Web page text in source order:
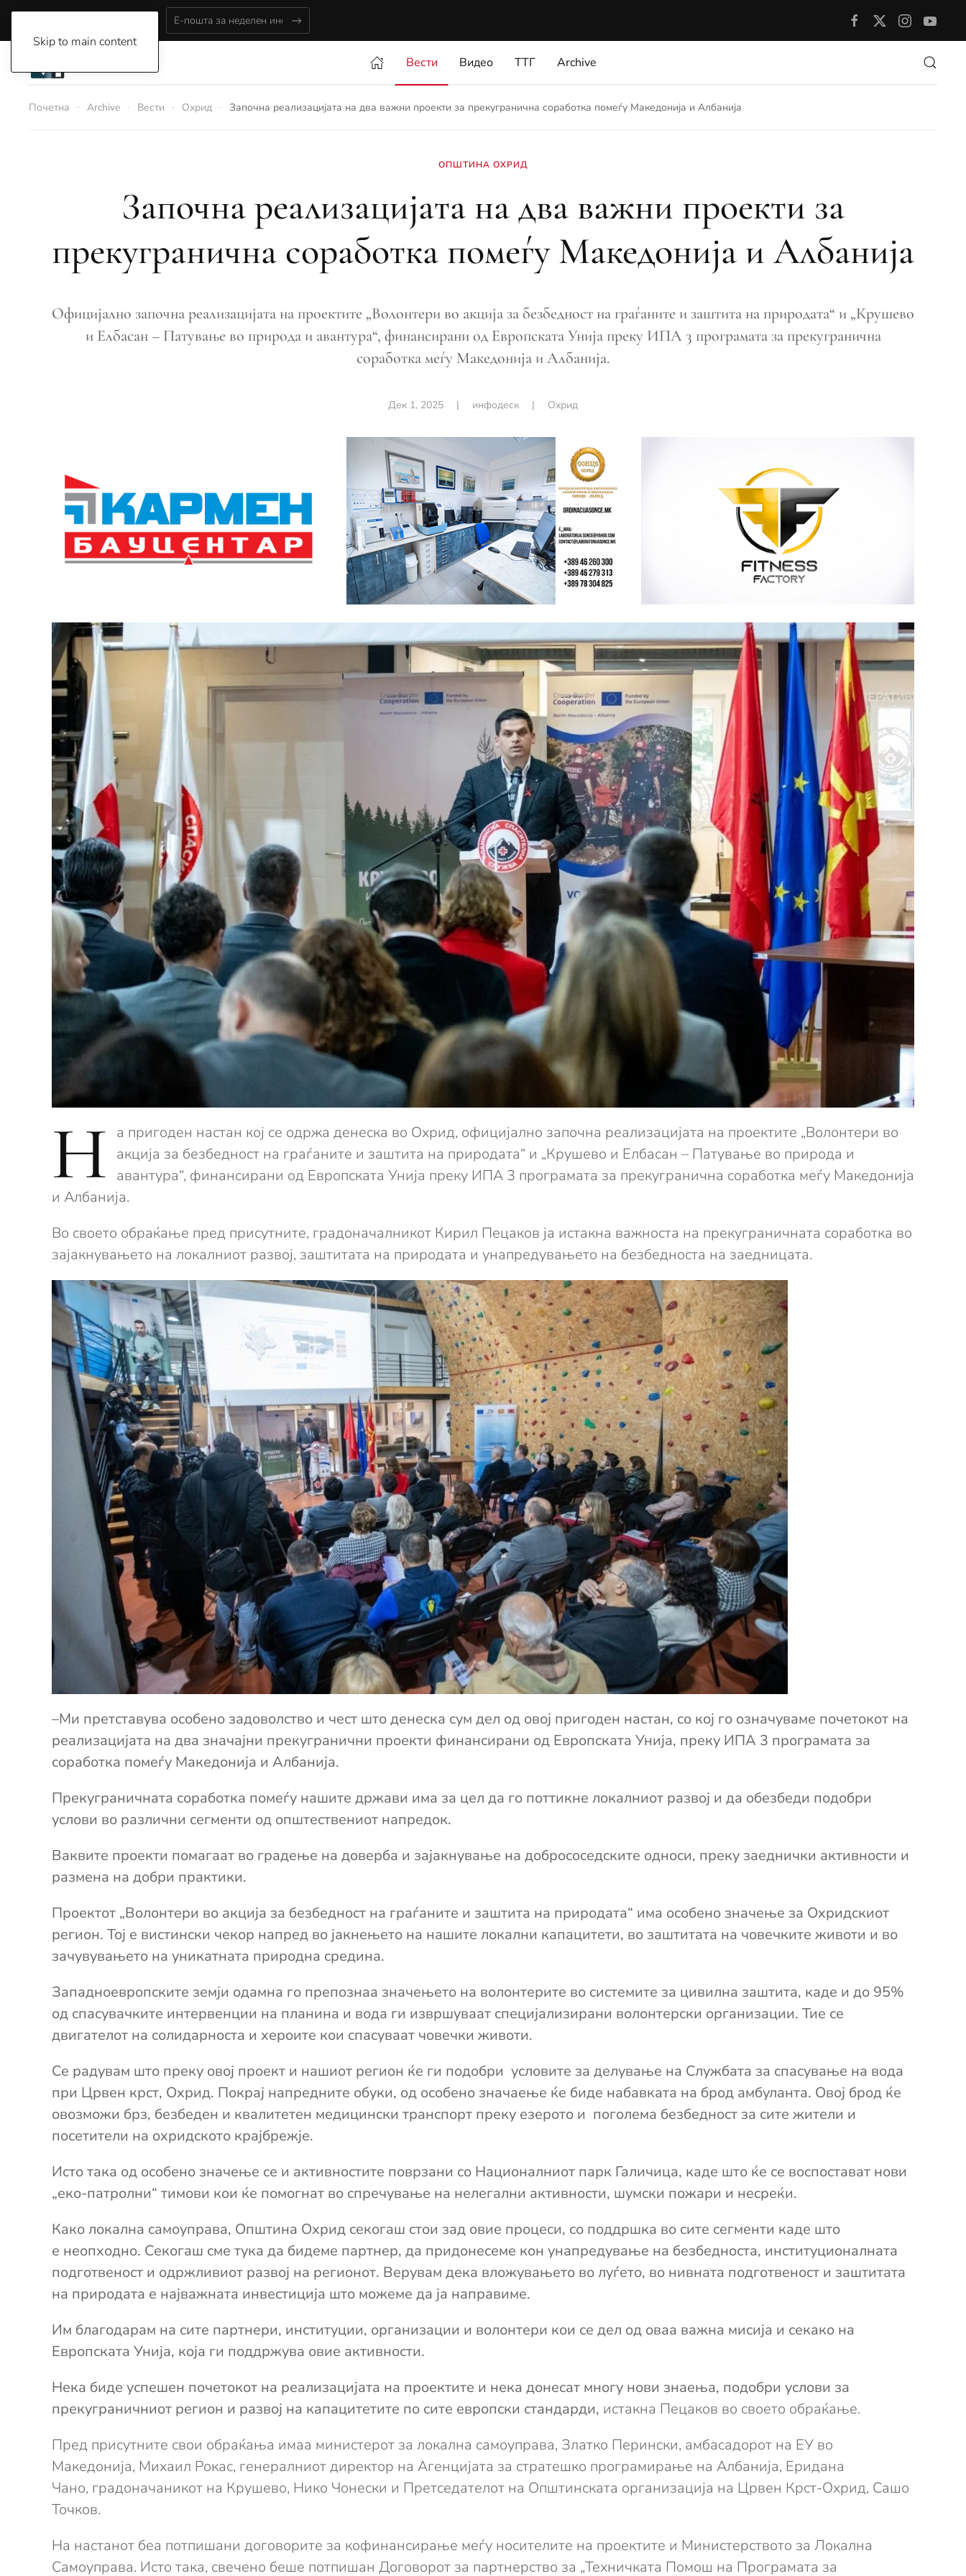
Skip to main content
Вести Видео ТТГ Archive
Почетна Archive Вести Охрид Започна реализацијата на два важни проекти за прекугранична соработка помеѓу Македонија и Албанија
ОПШТИНА ОХРИД
Започна реализацијата на два важни проекти за
прекугранична соработка помеѓу Македонија и Албанија
Официјално започна реализацијата на проектите „Волонтери во акција за безбедност на граѓаните и заштита на природата“ и „Крушево
и Елбасан – Патување во природа и авантура“, финансирани од Европската Унија преку ИПА 3 програмата за прекугранична
соработка меѓу Македонија и Албанија.
Дек 1, 2025 | инфодеск | Охрид
Н а пригоден настан кој се одржа денеска во Охрид, официјално започна реализацијата на проектите „Волонтери во
акција за безбедност на граѓаните и заштита на природата“ и „Крушево и Елбасан – Патување во природа и
авантура“, финансирани од Европската Унија преку ИПА 3 програмата за прекугранична соработка меѓу Македонија
и Албанија.
Во своето обраќање пред присутните, градоначалникот Кирил Пецаков ја истакна важноста на прекуграничната соработка во
зајакнувањето на локалниот развој, заштитата на природата и унапредувањето на безбедноста на заедницата.
–Ми претставува особено задоволство и чест што денеска сум дел од овој пригоден настан, со кој го означуваме почетокот на
реализацијата на два значајни прекугранични проекти финансирани од Европската Унија, преку ИПА 3 програмата за
соработка помеѓу Македонија и Албанија.
Прекуграничната соработка помеѓу нашите држави има за цел да го поттикне локалниот развој и да обезбеди подобри
услови во различни сегменти од општествениот напредок.
Ваквите проекти помагаат во градење на доверба и зајакнување на добрососедските односи, преку заеднички активности и
размена на добри практики.
Проектот „Волонтери во акција за безбедност на граѓаните и заштита на природата“ има особено значење за Охридскиот
регион. Тој е вистински чекор напред во јакнењето на нашите локални капацитети, во заштитата на човечките животи и во
зачувувањето на уникатната природна средина.
Западноевропските земји одамна го препознаа значењето на волонтерите во системите за цивилна заштита, каде и до 95%
од спасувачките интервенции на планина и вода ги извршуваат специјализирани волонтерски организации. Тие се
двигателот на солидарноста и хероите кои спасуваат човечки животи.
Се радувам што преку овој проект и нашиот регион ќе ги подобри условите за делување на Службата за спасување на вода
при Црвен крст, Охрид. Покрај напредните обуки, од особено значаење ќе биде набавката на брод амбуланта. Овој брод ќе
овозможи брз, безбеден и квалитетен медицински транспорт преку езерото и поголема безбедност за сите жители и
посетители на охридското крајбрежје.
Исто така од особено значење се и активностите поврзани со Националниот парк Галичица, каде што ќе се воспостават нови
„еко-патролни“ тимови кои ќе помогнат во спречување на нелегални активности, шумски пожари и несреќи.
Како локална самоуправа, Општина Охрид секогаш стои зад овие процеси, со поддршка во сите сегменти каде што
е неопходно. Секогаш сме тука да бидеме партнер, да придонесеме кон унапредување на безбедноста, институционалната
подготвеност и одржливиот развој на регионот. Верувам дека вложувањето во луѓето, во нивната подготвеност и заштитата
на природата е најважната инвестиција што можеме да ја направиме.
Им благодарам на сите партнери, институции, организации и волонтери кои се дел од оваа важна мисија и секако на
Европската Унија, која ги поддржува овие активности.
Нека биде успешен почетокот на реализацијата на проектите и нека донесат многу нови знаења, подобри услови за
прекуграничниот регион и развој на капацитетите по сите европски стандарди, истакна Пецаков во своето обраќање.
Пред присутните свои обраќања имаа министерот за локална самоуправа, Златко Перински, амбасадорот на ЕУ во
Македонија, Михаил Рокас, генералниот директор на Агенцијата за стратешко програмирање на Албанија, Еридана
Чано, градоначаникот на Крушево, Нико Чонески и Претседателот на Општинската организација на Црвен Крст-Охрид, Сашо
Точков.
На настанот беа потпишани договорите за кофинансирање меѓу носителите на проектите и Министерството за Локална
Самоуправа. Исто така, свечено беше потпишан Договорот за партнерство за „Техничката Помош на Програмата за